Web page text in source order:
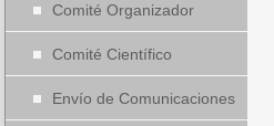
Comité Organizador
Comité Científico
Envío de Comunicaciones